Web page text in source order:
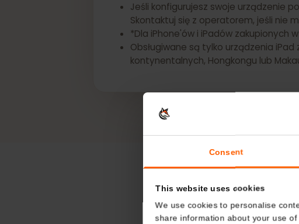
Consent
Urządzenia iPhone z Chin
iPhone XS).
Apple Watch obecnie NIE jest
Modele Pixel 3a zakupione w Azji
Jeśli konfigurujesz swoje
*Dla iPhone'ów i iPadów
Obsługiwane są tylko urządzenia
kontynentalnych, Hongkongu lub